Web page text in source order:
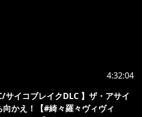
4:32:04
サイコブレイクDLC 】ザ・アサイ
かえ！【#綺々羅々ヴィヴィ